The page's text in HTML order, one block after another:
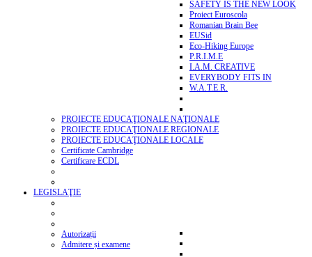
SAFETY IS THE NEW LOOK
Proiect Euroscola
Romanian Brain Bee
EUSid
Eco-Hiking Europe
P.R.I.M.E
I.A.M. CREATIVE
EVERYBODY FITS IN
W.A.T.E.R.
PROIECTE EDUCAŢIONALE NAŢIONALE
PROIECTE EDUCAŢIONALE REGIONALE
PROIECTE EDUCAŢIONALE LOCALE
Certificate Cambridge
Certificare ECDL
LEGISLAŢIE
Autorizații
Admitere și examene